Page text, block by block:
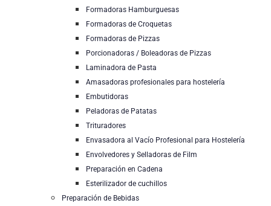
Formadoras Hamburguesas
Formadoras de Croquetas
Formadoras de Pizzas
Porcionadoras / Boleadoras de Pizzas
Laminadora de Pasta
Amasadoras profesionales para hostelería
Embutidoras
Peladoras de Patatas
Trituradores
Envasadora al Vacío Profesional para Hostelería
Envolvedores y Selladoras de Film
Preparación en Cadena
Esterilizador de cuchillos
Preparación de Bebidas